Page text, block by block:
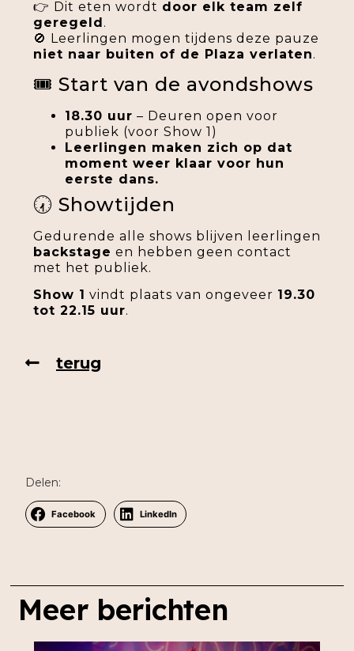
terug
Delen:
Facebook LinkedIn
👉 Dit eten wordt door elk team zelf
geregeld.
🚫 Leerlingen mogen tijdens deze pauze
niet naar buiten of de Plaza verlaten.
🎟️ Start van de avondshows
18.30 uur – Deuren open voor
publiek (voor Show 1)
Leerlingen maken zich op dat
moment weer klaar voor hun
eerste dans.
🕢 Showtijden
Gedurende alle shows blijven leerlingen
backstage en hebben geen contact
met het publiek.
Show 1 vindt plaats van ongeveer 19.30
tot 22.15 uur.
Meer berichten